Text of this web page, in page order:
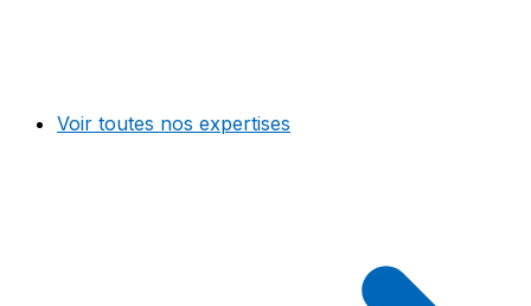
Voir toutes nos expertises